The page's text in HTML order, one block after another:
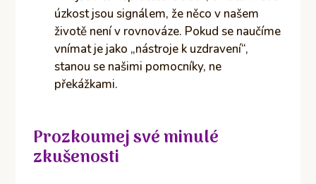
úzkost jsou signálem, že něco v našem
životě není v rovnováze. Pokud se naučíme
vnímat je jako „nástroje k uzdravení“,
stanou se našimi pomocníky, ne
překážkami.
Prozkoumej své minulé
zkušenosti